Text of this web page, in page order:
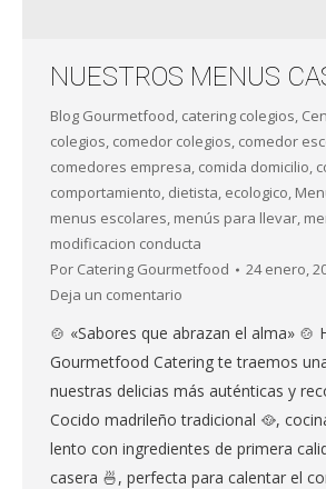
NUESTROS MENUS
Blog Gourmetfood, catering colegios,
colegios, comedor colegios, comedor
comedores empresa, comida domicilio,
comportamiento, dietista, ecologico,
menus escolares, menús para llevar,
modificacion conducta
Por Catering Gourmetfood
24 enero,
Deja un comentario
🍲 «Sabores que abrazan el alma» 🍲
Gourmetfood Catering te traemos
nuestras delicias más auténticas y
Cocido madrileño tradicional 🥘,
lento con ingredientes de primera
casera 🍜, perfecta para calentar el